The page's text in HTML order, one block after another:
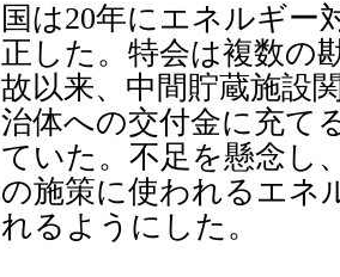
国は20年にエネルギー
正した。特会は複数の
故以来、中間貯蔵施設
治体への交付金に充て
ていた。不足を懸念し
の施策に使われるエネ
れるようにした。